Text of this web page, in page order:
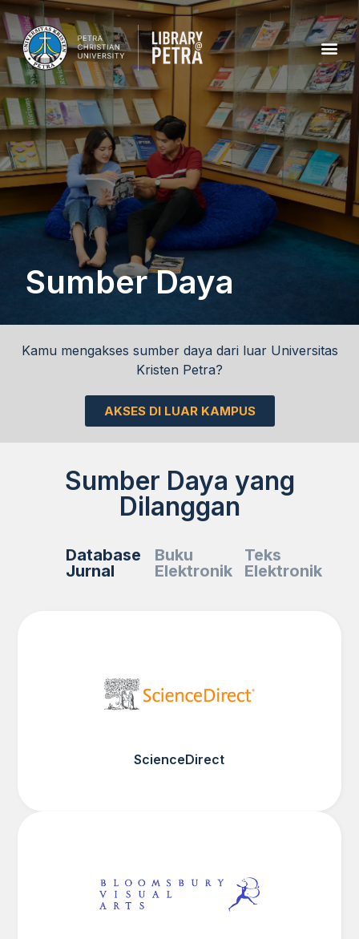
Sumber Daya
Kamu mengakses sumber daya dari luar Universitas
Kristen Petra?
AKSES DI LUAR KAMPUS
Sumber Daya yang
Dilanggan
Database
Jurnal
Buku
Elektronik
Teks
Elektronik
ScienceDirect